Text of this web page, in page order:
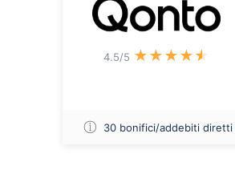
★★★★★
4.5/5
30 bonifici/addebiti diretti